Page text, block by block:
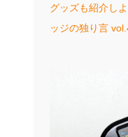
グッズも紹介し
ッジの独り言